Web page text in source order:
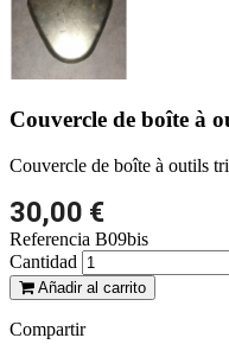
Couvercle de boîte à
Couvercle de boîte à outils
30,00 €
Referencia B09bis
Cantidad
Añadir al carrito
Compartir